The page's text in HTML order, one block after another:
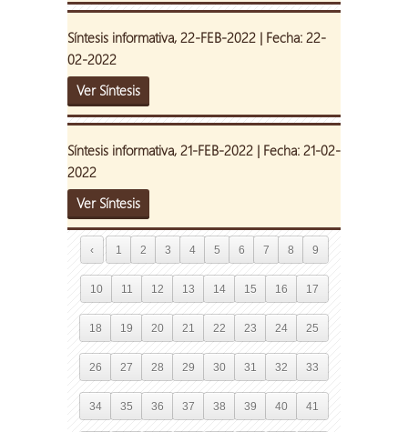
Síntesis informativa, 22-FEB-2022 | Fecha: 22-
02-2022
Ver Síntesis
Síntesis informativa, 21-FEB-2022 | Fecha: 21-02-
2022
Ver Síntesis
‹ 1 2 3 4 5 6 7 8 9
10 11 12 13 14 15 16 17
18 19 20 21 22 23 24 25
26 27 28 29 30 31 32 33
34 35 36 37 38 39 40 41